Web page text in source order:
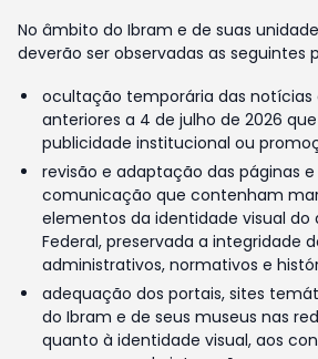
No âmbito do Ibram e de suas
deverão ser observadas as seguintes
ocultação temporária das notícias
anteriores a 4 de julho de 2026
publicidade institucional ou
revisão e adaptação das páginas
comunicação que contenham
elementos da identidade visual do
Federal, preservada a integridade
administrativos, normativos e
adequação dos portais, sites
do Ibram e de seus museus nas
quanto à identidade visual, aos